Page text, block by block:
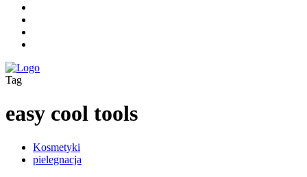
Tag
easy cool tools
Kosmetyki
pielegnacja